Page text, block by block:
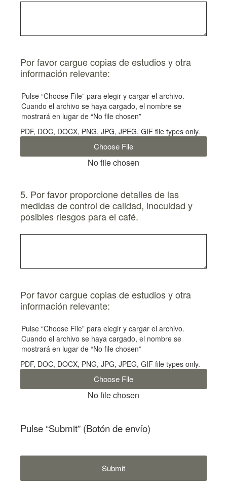
Por favor cargue copias de estudios y otra
información relevante:
Pulse “Choose File” para elegir y cargar el archivo.
Cuando el archivo se haya cargado, el nombre se
mostrará en lugar de “No file chosen”
PDF, DOC, DOCX, PNG, JPG, JPEG, GIF file types only.
Choose File
No file chosen
5. Por favor proporcione detalles de las
medidas de control de calidad, inocuidad y
posibles riesgos para el café.
Por favor cargue copias de estudios y otra
información relevante:
Pulse “Choose File” para elegir y cargar el archivo.
Cuando el archivo se haya cargado, el nombre se
mostrará en lugar de “No file chosen”
PDF, DOC, DOCX, PNG, JPG, JPEG, GIF file types only.
Choose File
No file chosen
Pulse “Submit” (Botón de envío)
Submit